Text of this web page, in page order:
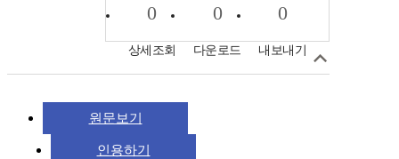
0
상세조회
0
다운로드
0
내보내기
원문보기
인용하기